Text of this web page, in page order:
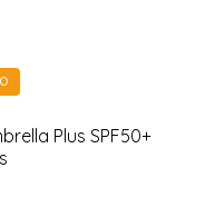
Plus SPF50+